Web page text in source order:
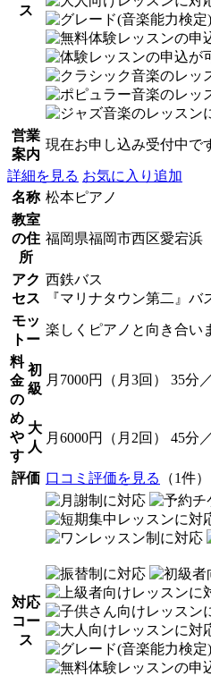
ス
営業
案内
現在お申し込み受付中で
詳細を見る お気に入り追加
名称 松本ピアノ
教室
の住
所
福岡県福岡市西区愛宕浜
アク
セス
西鉄バス
『マリナタウン第二』バ
モッ
トー
楽しくピアノと向き合い
料
金
の
め
や
す
初
級
月7000円（月3回） 35分
大
人
月6000円（月2回） 45分
評価 口コミ評価を見る （1件）
対応
コー
ス